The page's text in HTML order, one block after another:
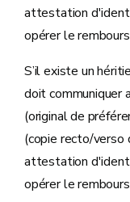
attestation
opérer le
S’il existe un
doit communiquer
(original de
(copie recto/verso
attestation
opérer le